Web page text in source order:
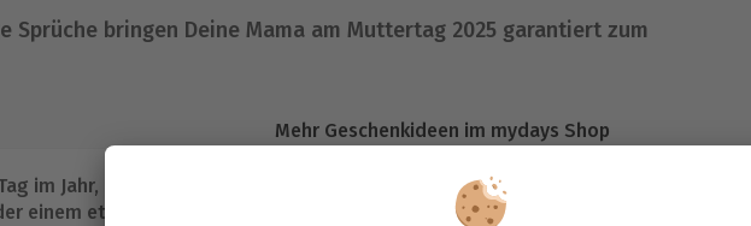
Sprüche bringen Deine Mama am Muttertag 2025 garantiert zum
Mehr Geschenkideen im mydays Shop
im Jahr, an dem wir offiziell sagen: “Mama, du bist die Beste!” Und zwar nicht nur
einem etwas schief gebackenen Kuchen, sondern auch mit Worten, die direkt ins